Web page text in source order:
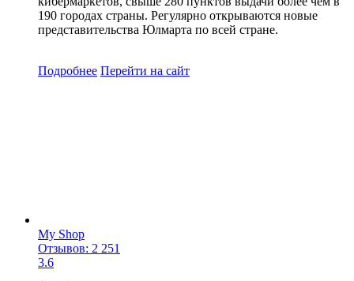
190 городах страны. Регулярно открываются новые
представительства Юлмарта по всей стране.
Подробнее Перейти на сайт
My Shop
Отзывов: 2 251
3.6